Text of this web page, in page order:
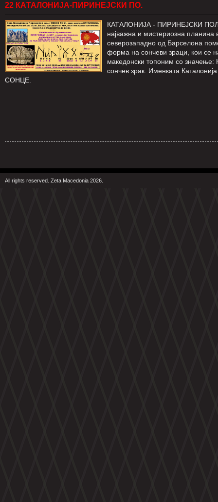
22 КAТАЛОНИЈА-ПИРИНЕЈСКИ ПО.
КАТАЛОНИЈА - ПИРИНЕЈСКИ
најважна и мистериозна
северозападно од Барселона
форма на сончеви зраци, кои се
македонски топоним со
сончев зрак. Именката
СОНЦЕ.
All rights reserved. Zeta Macedonia 2026.